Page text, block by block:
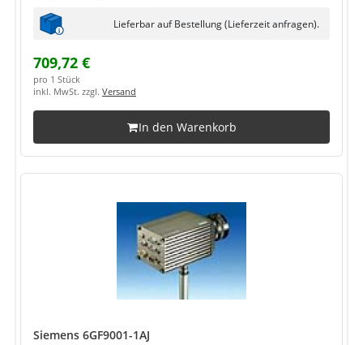
Lieferbar auf Bestellung (Lieferzeit anfragen).
709,72 €
pro 1 Stück
inkl. MwSt. zzgl. Versand
In den Warenkorb
Siemens 6GF9001-1AJ